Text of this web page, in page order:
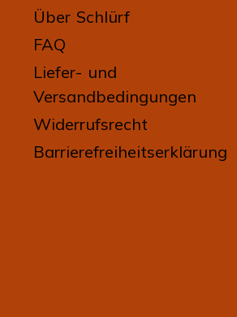
Über Schlürf
FAQ
Liefer- und
Versandbedingungen
Widerrufsrecht
Barrierefreiheitserklärung